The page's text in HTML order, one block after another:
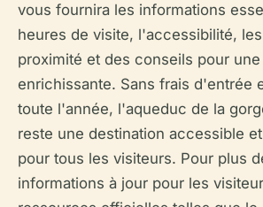
vous fournira les informations
heures de visite, l'accessibilité,
proximité et des conseils pour
enrichissante. Sans frais d'entrée
toute l'année, l'aqueduc de la
reste une destination accessible
pour tous les visiteurs. Pour plus
informations à jour pour les